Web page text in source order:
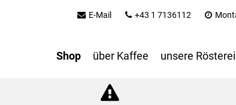
E-Mail +43 1 7136112
Shop über Kaffee unsere Rösterei